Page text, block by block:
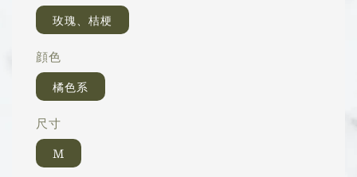
玫瑰、桔梗
顔色
橘色系
尺寸
M